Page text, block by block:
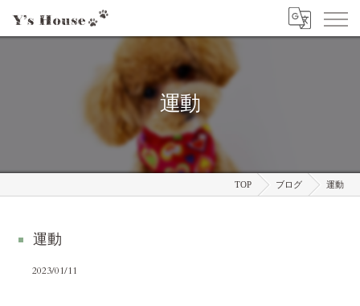
運動
TOP ブログ 運動
運動
2023/01/11